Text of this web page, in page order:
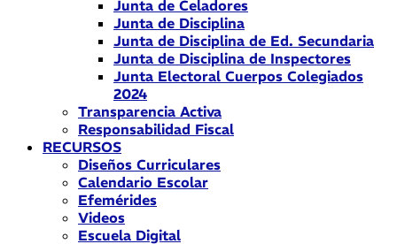
Junta de Celadores
Junta de Disciplina
Junta de Disciplina de Ed. Secundaria
Junta de Disciplina de Inspectores
Junta Electoral Cuerpos Colegiados
2024
Transparencia Activa
Responsabilidad Fiscal
RECURSOS
Diseños Curriculares
Calendario Escolar
Efemérides
Videos
Escuela Digital